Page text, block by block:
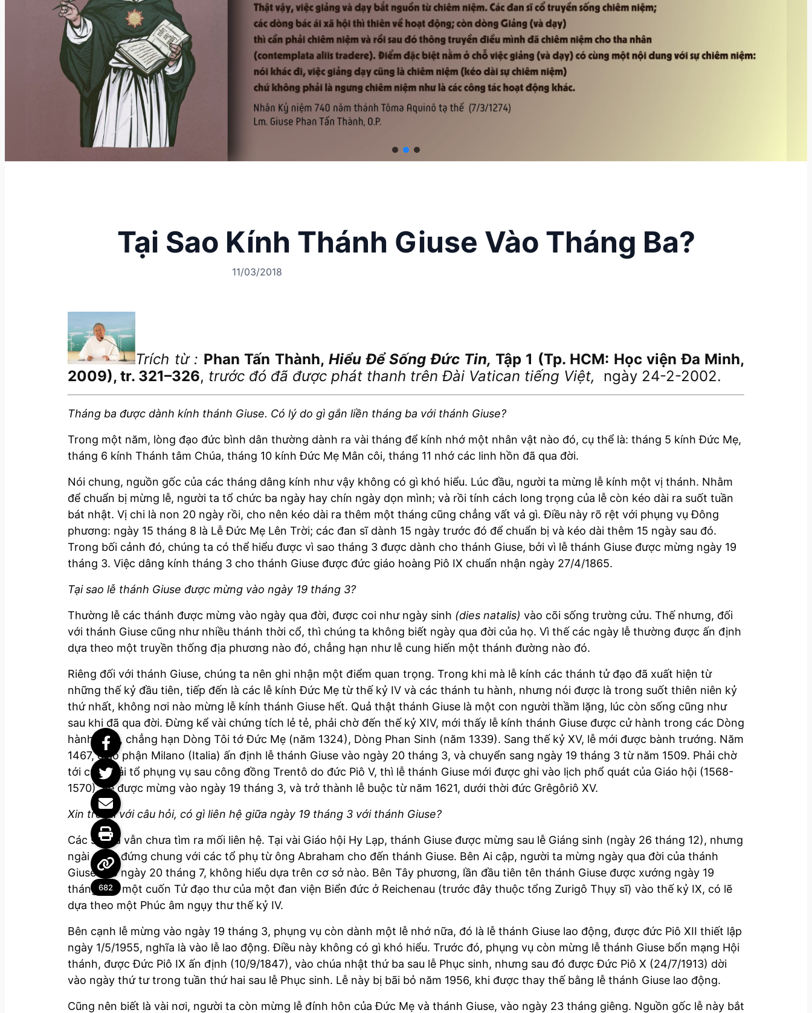
Tại Sao Kính Thánh Giuse Vào Tháng Ba?
11/03/2018
Trích từ : Phan Tấn Thành, HiểuĐểSống Đức Tin, Tập 1 (Tp. HCM: Học viện Đa Minh,
2009), tr. 321–326, trước đó đã được phát thanh trên Đài Vatican tiếng Việt, ngày 24-2-2002.
Tháng ba được dành kính thánh Giuse. Có lý do gì gắn liền tháng ba với thánh Giuse?
Trong một năm, lòng đạo đức bình dân thường dành ra vài tháng để kính nhớ một nhân vật nào đó, cụ thể là: tháng 5 kính Đức Mẹ,
tháng 6 kính Thánh tâm Chúa, tháng 10 kính Đức Mẹ Mân côi, tháng 11 nhớ các linh hồn đã qua đời.
Nói chung, nguồn gốc của các tháng dâng kính như vậy không có gì khó hiểu. Lúc đầu, người ta mừng lễ kính một vị thánh. Nhằm
để chuẩn bị mừng lễ, người ta tổ chức ba ngày hay chín ngày dọn mình; và rồi tính cách long trọng của lễ còn kéo dài ra suốt tuần
bát nhật. Vị chi là non 20 ngày rồi, cho nên kéo dài ra thêm một tháng cũng chẳng vất vả gì. Điều này rõ rệt với phụng vụ Đông
phương: ngày 15 tháng 8 là Lễ Đức Mẹ Lên Trời; các đan sĩ dành 15 ngày trước đó để chuẩn bị và kéo dài thêm 15 ngày sau đó.
Trong bối cảnh đó, chúng ta có thể hiểu được vì sao tháng 3 được dành cho thánh Giuse, bởi vì lễ thánh Giuse được mừng ngày 19
tháng 3. Việc dâng kính tháng 3 cho thánh Giuse được đức giáo hoàng Piô IX chuẩn nhận ngày 27/4/1865.
Tại sao lễ thánh Giuse được mừng vào ngày 19 tháng 3?
Thường lễ các thánh được mừng vào ngày qua đời, được coi như ngày sinh (dies natalis) vào cõi sống trường cửu. Thế nhưng, đối
với thánh Giuse cũng như nhiều thánh thời cổ, thì chúng ta không biết ngày qua đời của họ. Vì thế các ngày lễ thường được ấn định
dựa theo một truyền thống địa phương nào đó, chẳng hạn như lễ cung hiến một thánh đường nào đó.
Riêng đối với thánh Giuse, chúng ta nên ghi nhận một điểm quan trọng. Trong khi mà lễ kính các thánh tử đạo đã xuất hiện từ
những thế kỷ đầu tiên, tiếp đến là các lễ kính Đức Mẹ từ thế kỷ IV và các thánh tu hành, nhưng nói được là trong suốt thiên niên kỷ
thứ nhất, không nơi nào mừng lễ kính thánh Giuse hết. Quả thật thánh Giuse là một con người thầm lặng, lúc còn sống cũng như
sau khi đã qua đời. Đừng kể vài chứng tích lẻ tẻ, phải chờ đến thế kỷ XIV, mới thấy lễ kính thánh Giuse được cử hành trong các Dòng
hành khất, chẳng hạn Dòng Tôi tớ Đức Mẹ (năm 1324), Dòng Phan Sinh (năm 1339). Sang thế kỷ XV, lễ mới được bành trướng. Năm
1467, giáo phận Milano (Italia) ấn định lễ thánh Giuse vào ngày 20 tháng 3, và chuyển sang ngày 19 tháng 3 từ năm 1509. Phải chờ
tới cuộc cải tổ phụng vụ sau công đồng Trentô do đức Piô V, thì lễ thánh Giuse mới được ghi vào lịch phổ quát của Giáo hội (1568-
1570). Lễ được mừng vào ngày 19 tháng 3, và trở thành lễ buộc từ năm 1621, dưới thời đức Grêgôriô XV.
Xin trở lại với câu hỏi, có gì liên hệ giữa ngày 19 tháng 3 với thánh Giuse?
Các sử gia vẫn chưa tìm ra mối liên hệ. Tại vài Giáo hội Hy Lạp, thánh Giuse được mừng sau lễ Giáng sinh (ngày 26 tháng 12), nhưng
ngài cùng đứng chung với các tổ phụ từ ông Abraham cho đến thánh Giuse. Bên Ai cập, người ta mừng ngày qua đời của thánh
Giuse vào ngày 20 tháng 7, không hiểu dựa trên cơ sở nào. Bên Tây phương, lần đầu tiên tên thánh Giuse được xướng ngày 19
tháng 3 là một cuốn Tử đạo thư của một đan viện Biển đức ở Reichenau (trước đây thuộc tổng Zurigô Thụy sĩ) vào thế kỷ IX, có lẽ
dựa theo một Phúc âm ngụy thư thế kỷ IV.
Bên cạnh lễ mừng vào ngày 19 tháng 3, phụng vụ còn dành một lễ nhớ nữa, đó là lễ thánh Giuse lao động, được đức Piô XII thiết lập
ngày 1/5/1955, nghĩa là vào lễ lao động. Điều này không có gì khó hiểu. Trước đó, phụng vụ còn mừng lễ thánh Giuse bổn mạng Hội
thánh, được Đức Piô IX ấn định (10/9/1847), vào chúa nhật thứ ba sau lễ Phục sinh, nhưng sau đó được Đức Piô X (24/7/1913) dời
vào ngày thứ tư trong tuần thứ hai sau lễ Phục sinh. Lễ này bị bãi bỏ năm 1956, khi được thay thế bằng lễ thánh Giuse lao động.
Cũng nên biết là vài nơi, người ta còn mừng lễ đính hôn của Đức Mẹ và thánh Giuse, vào ngày 23 tháng giêng. Nguồn gốc lễ này bắt
682